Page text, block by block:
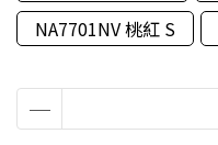
NA7701NV 桃紅 S